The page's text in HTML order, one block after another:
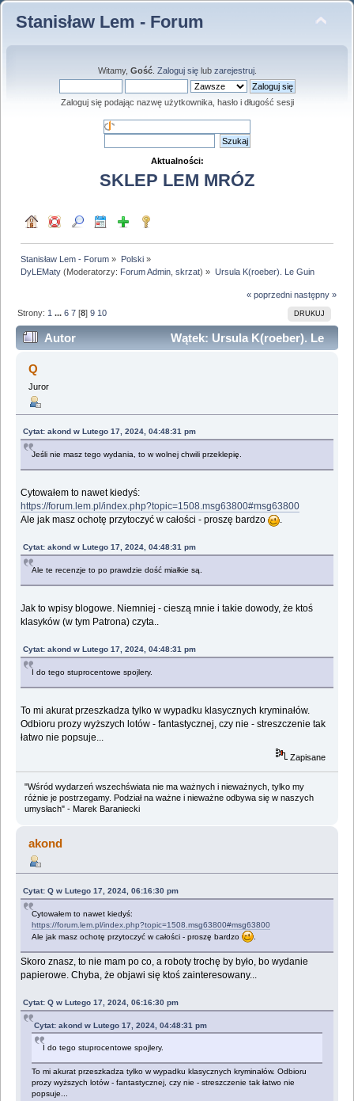
Stanisław Lem - Forum
Witamy, Gość. Zaloguj sięlub zarejestruj.
Zaloguj się podając nazwę użytkownika, hasło i długość sesji
Aktualności:
SKLEP LEM MRÓZ
Stanisław Lem - Forum » Polski»
DyLEMaty (Moderatorzy: Forum Admin ,skrzat) » Ursula K(roeber). Le Guin
« poprzedni następny »
DRUKUJ
Strony: 1 ...6 7 [8]9 10
Autor
Wątek: Ursula K(roeber). Le
Guin (Przeczytany 386390 razy)
Q
Juror
Cytat: akond w Lutego 17, 2024, 04:48:31 pm
Jeśli nie masz tego wydania, to w wolnej chwili przeklepię.
Cytowałem to nawet kiedyś:
https://forum.lem.pl/index.php?topic=1508.msg63800#msg63800
Ale jak masz ochotę przytoczyć w całości - proszę bardzo
.
Cytat: akond w Lutego 17, 2024, 04:48:31 pm
Ale te recenzje to po prawdzie dość miałkie są.
Jak to wpisy blogowe. Niemniej - cieszą mnie i takie dowody, że ktoś
klasyków (w tym Patrona) czyta..
Cytat: akond w Lutego 17, 2024, 04:48:31 pm
I do tego stuprocentowe spojlery.
To mi akurat przeszkadza tylko w wypadku klasycznych kryminałów.
Odbioru prozy wyższych lotów - fantastycznej, czy nie - streszczenie tak
łatwo nie popsuje...
Zapisane
"Wśród wydarzeń wszechświata nie ma ważnych i nieważnych, tylko my
różnie je postrzegamy. Podział na ważne i nieważne odbywa się w naszych
umysłach" - Marek Baraniecki
akond
Cytat: Q w Lutego 17, 2024, 06:16:30 pm
Cytowałem to nawet kiedyś:
https://forum.lem.pl/index.php?topic=1508.msg63800#msg63800
Ale jak masz ochotę przytoczyć w całości - proszę bardzo
Skoro znasz, to nie mam po co, a roboty trochę by było, bo wydanie
papierowe. Chyba, że objawi się ktoś zainteresowany...
Cytat: Q w Lutego 17, 2024, 06:16:30 pm
Cytat: akond w Lutego 17, 2024, 04:48:31 pm
I do tego stuprocentowe spojlery.
To mi akurat przeszkadza tylko w wypadku klasycznych kryminałów. Odbioru
prozy wyższych lotów - fantastycznej, czy nie - streszczenie tak łatwo nie
popsuje...